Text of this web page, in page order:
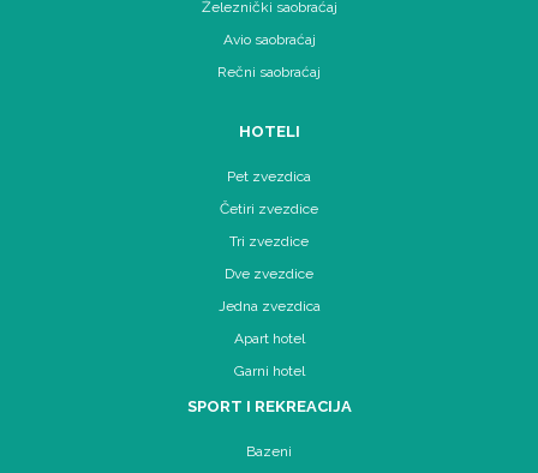
Železnički saobraćaj
Avio saobraćaj
Rečni saobraćaj
HOTELI
Pet zvezdica
Četiri zvezdice
Tri zvezdice
Dve zvezdice
Jedna zvezdica
Apart hotel
Garni hotel
SPORT I REKREACIJA
Bazeni